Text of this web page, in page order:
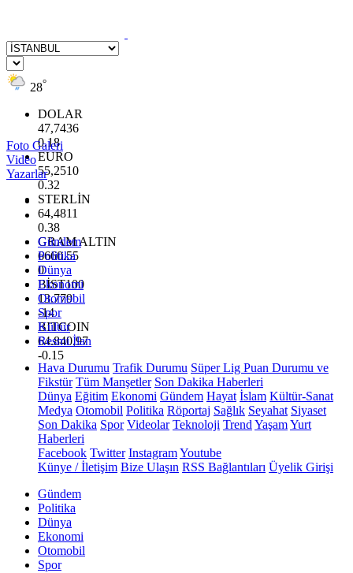
28°
DOLAR
47,7436
0.18
EURO
55,2510
0.32
STERLİN
64,4811
0.38
GRAM ALTIN
6660.55
0
BİST100
13.779
-14
BITCOIN
64.840,97
-0.15
Foto Galeri
Video
Yazarlar
Gündem
Politika
Dünya
Ekonomi
Otomobil
Spor
Kültür
Resmi İlan
Hava Durumu Trafik Durumu Süper Lig Puan Durumu ve
Fikstür Tüm Manşetler Son Dakika Haberleri
Dünya Eğitim Ekonomi Gündem Hayat İslam Kültür-Sanat
Medya Otomobil Politika Röportaj Sağlık Seyahat Siyaset
Son Dakika Spor Videolar Teknoloji Trend YaşamYurt
Haberleri
Facebook Twitter InstagramYoutube
Künye / İletişim Bize Ulaşın RSS Bağlantıları Üyelik Girişi
Gündem
Politika
Dünya
Ekonomi
Otomobil
Spor